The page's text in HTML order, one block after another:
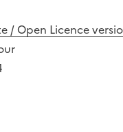
/ Open Licence